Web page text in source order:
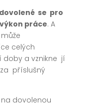
se pro
práce. A
celých
a vznikne jí
příslušný
dovolenou